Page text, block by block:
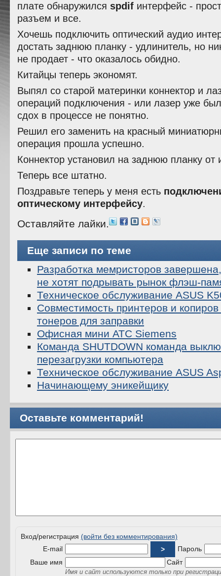
плате обнаружился spdif интерфейс -
разъем и все.
Хочешь подключить оптический аудио
достать заднюю планку - удлинитель, но
не продает - что оказалось обидно.
Китайцы теперь экономят.
Выпял со старой материнки коннектор и
операций подключения - или лазер уже
сдох в процессе не понятно.
Решил его заменить на красный
операция прошла успешно.
Коннектор установил на заднюю планку от
Теперь все штатно.
Поздравьте теперь у меня есть
оптическому интерфейсу.
Оставляйте лайки.
Еще записи по теме
Разработка мемристоров
не хотят подрывать рынок флэш-
Техническое обслуживание ASUS
Совместимость принтеров и
тонеров для заправки
Офисная мини АТС Siemens
Команда SHUTDOWN команда
перезагрузки компьютера
Техническое обслуживание ASUS
Начинающему эникейщику
Оставьте комментарий!
Вход/регистрация (войти без комментирования)
E-mail
>
Пароль
Ваше имя
Сайт
Имя и сайт используются только при